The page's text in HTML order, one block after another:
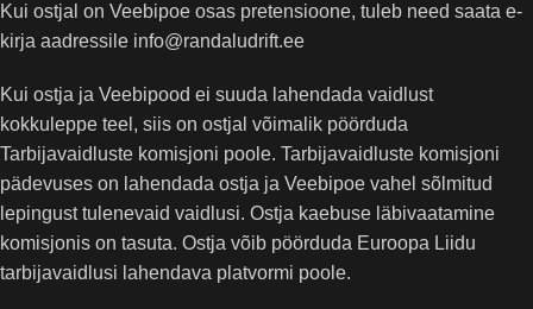
Kui ostjal on Veebipoe osas pretensioone, tuleb need saata e-
kirja aadressile info@randaludrift.ee
Kui ostja ja Veebipood ei suuda lahendada vaidlust
kokkuleppe teel, siis on ostjal võimalik pöörduda
Tarbijavaidluste komisjoni poole. Tarbijavaidluste komisjoni
pädevuses on lahendada ostja ja Veebipoe vahel sõlmitud
lepingust tulenevaid vaidlusi. Ostja kaebuse läbivaatamine
komisjonis on tasuta. Ostja võib pöörduda Euroopa Liidu
tarbijavaidlusi lahendava platvormi poole.